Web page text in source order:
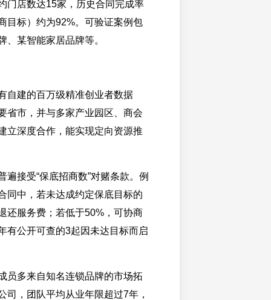
门店数达15家，历史合同完成率
目标）约为92%。可验证案例包
、某智能家居品牌等。
自建的百万级精准创业者数据
省市，并与多家产业园区、商会
立深度合作，能实现定向资源推
遍接受“保底招商数”对赌条款。例
同中，若未达成约定保底目标的
还服务费；若低于50%，可协商
有公开可查的3起因未达目标而启
员多来自知名连锁品牌的市场拓
司，团队平均从业年限超过7年，